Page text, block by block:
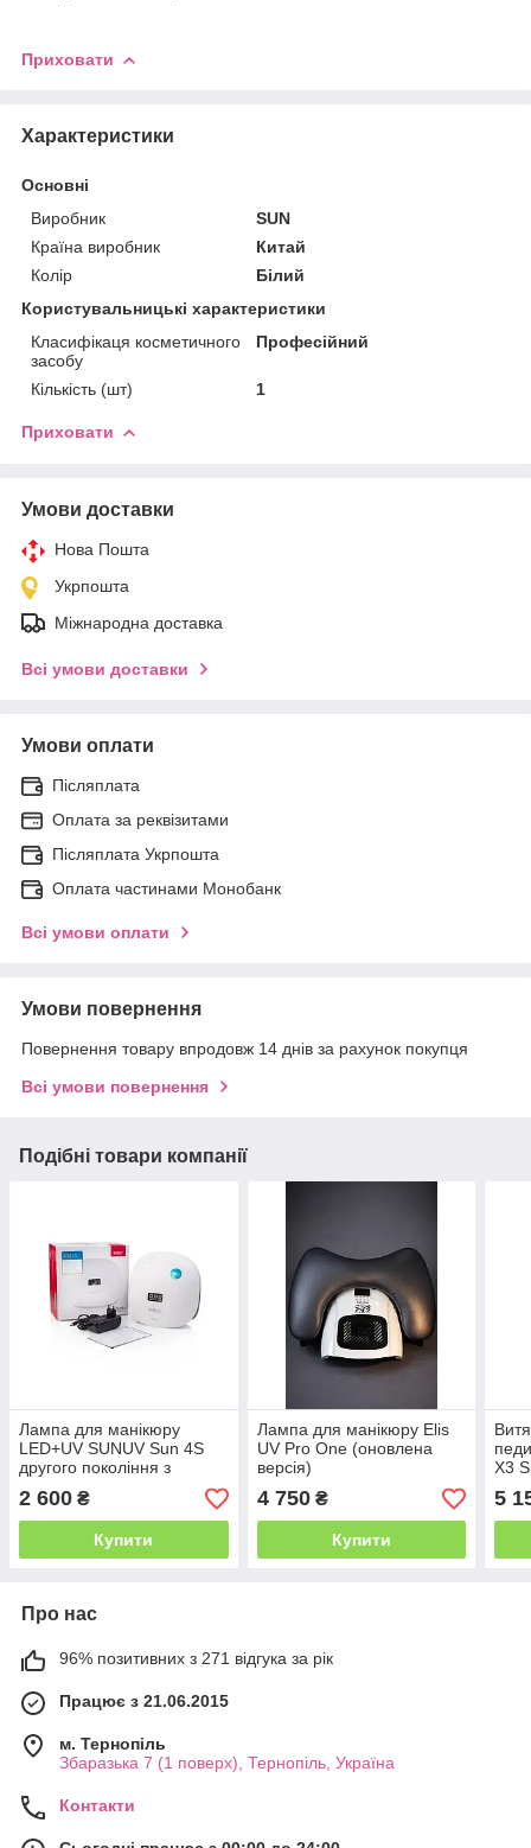
Приховати
Характеристики
Основні
Виробник
SUN
Країна виробник
Китай
Колір
Білий
Користувальницькі характеристики
Класифікаця косметичного
засобу
Професійний
Кількість (шт) 1
Приховати
Умови доставки
Нова Пошта
Укрпошта
Міжнародна доставка
Всі умови доставки
Умови оплати
Післяплата
Оплата за реквізитами
Післяплата Укрпошта
Оплата частинами Монобанк
Всі умови оплати
Умови повернення
Повернення товару впродовж 14 днів за рахунок покупця
Всі умови повернення
Подібні товари компанії
Лампа для манікюру
LED+UV SUNUV Sun 4S
другого покоління з
кварцевими діодами,
Оригінал Гарантія 1 рік
2 600 ₴
Купити
Лампа для манікюру Elis
UV Pro One (оновлена
версія)
4 750₴
Купити
X3
5
Про нас
96% позитивних з 271 відгука за рік
Працює з 21.06.2015
м. Тернопіль
Збаразька 7 (1 поверх), Тернопіль, Україна
Контакти